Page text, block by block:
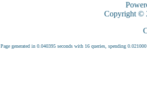
Copyright ©
Page generated in 0.040395 seconds with 16 queries, spending